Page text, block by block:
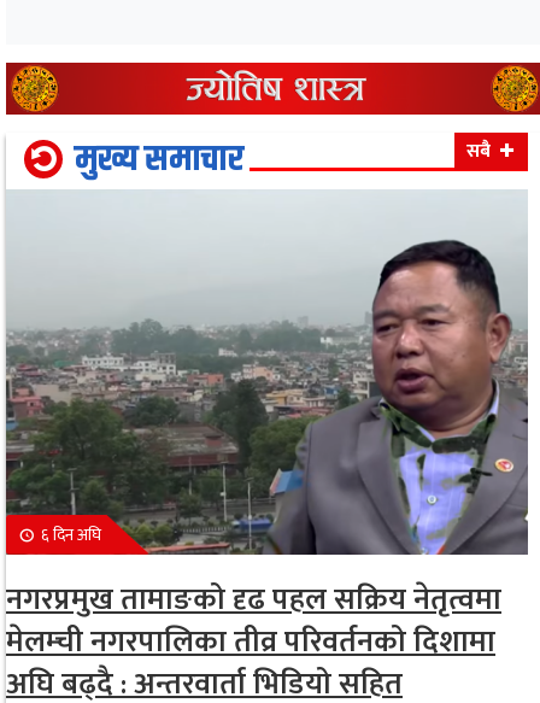
मुख्य समाचार सबै
६ दिन अघि
नगरप्रमुख तामाङको दृढ पहल सक्रिय नेतृत्वमा
मेलम्ची नगरपालिका तीव्र परिवर्तनको दिशामा
अघि बढ्दै : अन्तरवार्ता भिडियो सहित